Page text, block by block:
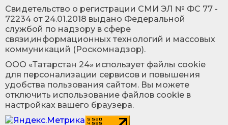
Cвидетельство о регистрации СМИ ЭЛ № ФС 77 -
72234 от 24.01.2018 выдано Федеральной
службой по надзору в сфере
связи,информационных технологий и массовых
коммуникаций (Роскомнадзор).
ООО «Татарстан 24» использует файлы cookie
для персонализации сервисов и повышения
удобства пользования сайтом. Вы можете
отключить использование файлов cookie в
настройках вашего браузера.